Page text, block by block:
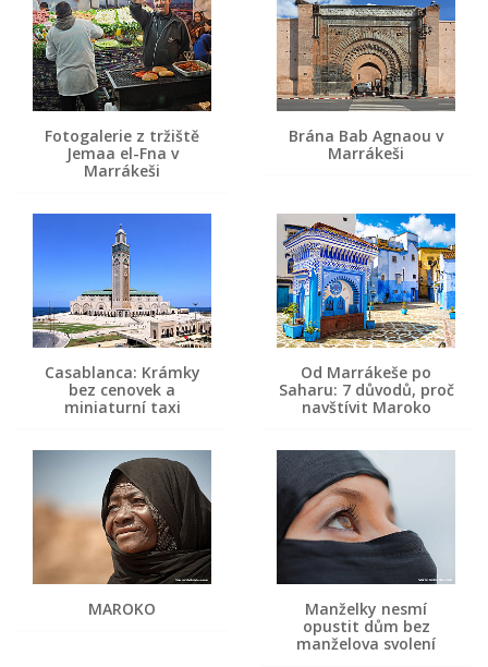
Fotogalerie z tržiště
Jemaa el-Fna v
Marrákeši
Brána Bab Agnaou v
Marrákeši
Casablanca: Krámky
bez cenovek a
miniaturní taxi
Od Marrákeše po
Saharu: 7 důvodů, proč
navštívit Maroko
MAROKO
Manželky nesmí
opustit dům bez
manželova svolení